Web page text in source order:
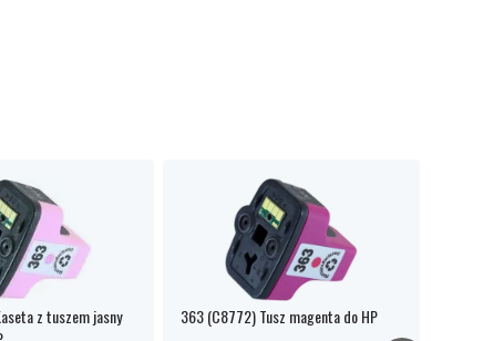
z tuszem jasny
363 (C8772) Tusz magenta do HP